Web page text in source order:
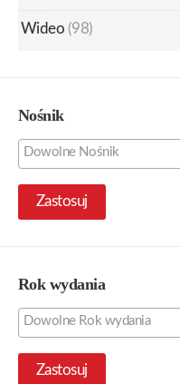
Wideo (98)
Nośnik
Zastosuj
Rok wydania
Zastosuj